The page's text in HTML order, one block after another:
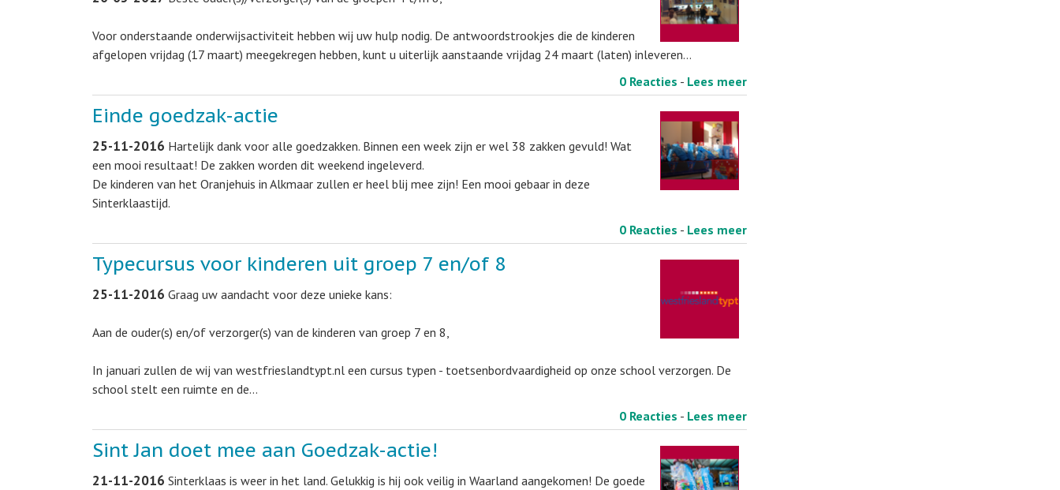
Voor onderstaande onderwijsactiviteit hebben wij uw hulp nodig. De antwoordstrookjes die de kinderen
afgelopen vrijdag (17 maart) meegekregen hebben, kunt u uiterlijk aanstaande vrijdag 24 maart (laten) inleveren…
0 Reacties - Lees meer
Einde goedzak-actie
25-11-2016 Hartelijk dank voor alle goedzakken. Binnen een week zijn er wel 38 zakken gevuld! Wat
een mooi resultaat! De zakken worden dit weekend ingeleverd.
De kinderen van het Oranjehuis in Alkmaar zullen er heel blij mee zijn! Een mooi gebaar in deze
Sinterklaastijd.
0 Reacties - Lees meer
Typecursus voor kinderen uit groep 7 en/of 8
25-11-2016 Graag uw aandacht voor deze unieke kans:
Aan de ouder(s) en/of verzorger(s) van de kinderen van groep 7 en 8,
In januari zullen de wij van westfrieslandtypt.nl een cursus typen - toetsenbordvaardigheid op onze school verzorgen. De
school stelt een ruimte en de…
0 Reacties - Lees meer
Sint Jan doet mee aan Goedzak-actie!
21-11-2016 Sinterklaas is weer in het land. Gelukkig is hij ook veilig in Waarland aangekomen! De goede